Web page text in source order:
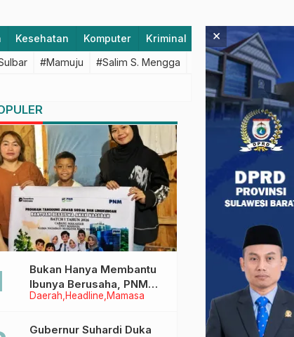
Kesehatan Komputer Kriminal Lifestyle
#Mamuju #Salim S. Mengga #featured #Polda
Daerah Headline Mamasa
Bukan Hanya Membantu
Ibunya Berusaha, PNM
Juga Menjaga Mimpi
Menggapai Cita-Cita
Gubernur Suhardi Duka
×